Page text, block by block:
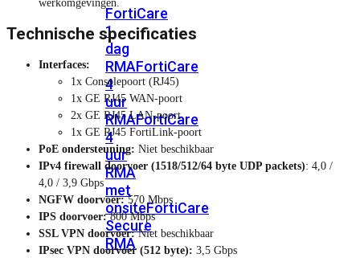
FortiCare
1
dag
RMAFortiCare
4
uur
RMAFortiCare
4
uur
RMA
met
onsiteFortiCare
Secure
RMA
werkomgevingen.
Technische specificaties
Interfaces:
1x Consolepoort (RJ45)
1x GE RJ45 WAN-poort
2x GE RJ45 LAN-poort
1x GE RJ45 FortiLink-poort
PoE ondersteuning: Niet beschikbaar
IPv4 firewall doorvoer (1518/512/64 byte UDP packets): 4,0 /
4,0 / 3,9 Gbps
NGFW doorvoer:570 Mbps
IPS doorvoer:800 Mbps
SSL VPN doorvoer:Niet beschikbaar
IPsec VPN doorvoer (512 byte): 3,5 Gbps